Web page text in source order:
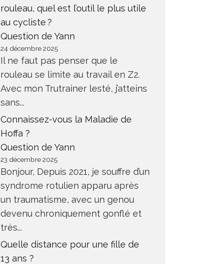
rouleau, quel est l’outil le plus utile
au cycliste ?
Question de Yann
24 décembre 2025
Il ne faut pas penser que le
rouleau se limite au travail en Z2.
Avec mon Trutrainer lesté, j’atteins
sans...
Connaissez-vous la Maladie de
Hoffa ?
Question de Yann
23 décembre 2025
Bonjour, Depuis 2021, je souffre d’un
syndrome rotulien apparu après
un traumatisme, avec un genou
devenu chroniquement gonflé et
très...
Quelle distance pour une fille de
13 ans ?